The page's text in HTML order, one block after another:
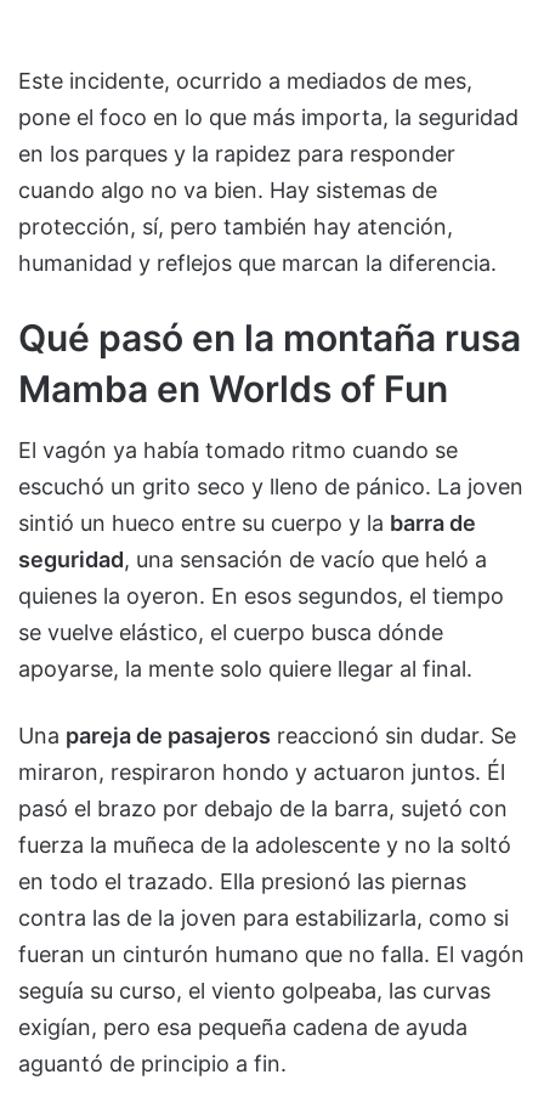
Este incidente, ocurrido a mediados de mes,
pone el foco en lo que más importa, la seguridad
en los parques y la rapidez para responder
cuando algo no va bien. Hay sistemas de
protección, sí, pero también hay atención,
humanidad y reflejos que marcan la diferencia.
Qué pasó en la montaña rusa
Mamba en Worlds of Fun
El vagón ya había tomado ritmo cuando se
escuchó un grito seco y lleno de pánico. La joven
sintió un hueco entre su cuerpo y la barra de
seguridad, una sensación de vacío que heló a
quienes la oyeron. En esos segundos, el tiempo
se vuelve elástico, el cuerpo busca dónde
apoyarse, la mente solo quiere llegar al final.
Una pareja de pasajeros reaccionó sin dudar. Se
miraron, respiraron hondo y actuaron juntos. Él
pasó el brazo por debajo de la barra, sujetó con
fuerza la muñeca de la adolescente y no la soltó
en todo el trazado. Ella presionó las piernas
contra las de la joven para estabilizarla, como si
fueran un cinturón humano que no falla. El vagón
seguía su curso, el viento golpeaba, las curvas
exigían, pero esa pequeña cadena de ayuda
aguantó de principio a fin.